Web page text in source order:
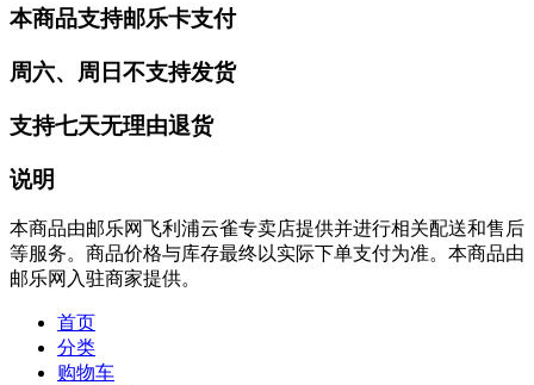
本商品支持邮乐卡支付
周六、周日不支持发货
支持七天无理由退货
说明
本商品由邮乐网飞利浦云雀专卖店提供并进行相关配送和售后
等服务。商品价格与库存最终以实际下单支付为准。本商品由
邮乐网入驻商家提供。
首页
分类
购物车